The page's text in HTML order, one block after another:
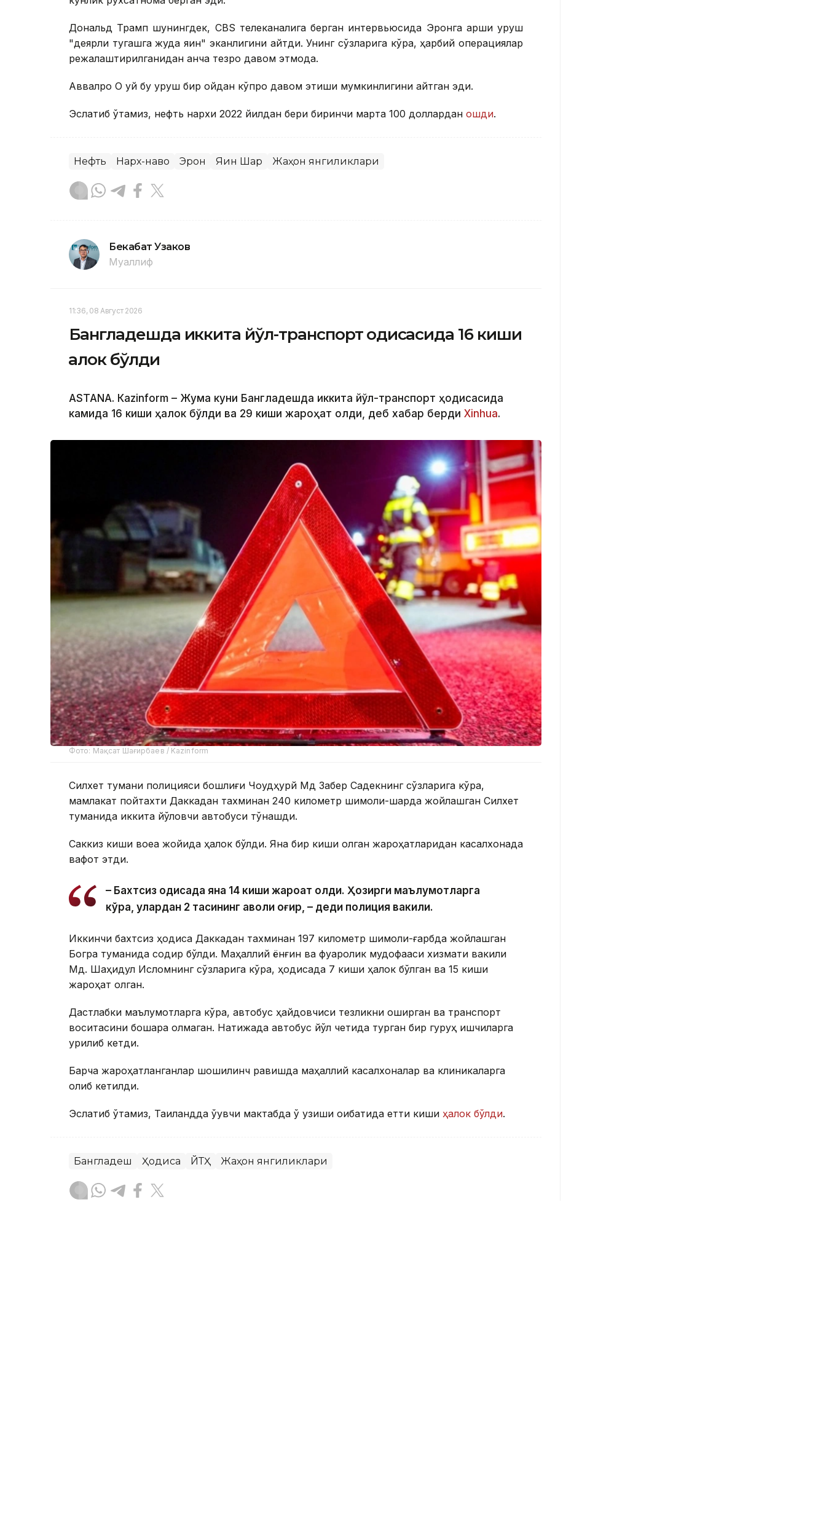
Дональд Трамп шунингдек, CBS телеканалига берган интервьюсида Эронга қарши уруш
"деярли тугашга жуда яқин" эканлигини айтди. Унинг сўзларига кўра, ҳарбий операциялар
режалаштирилганидан анча тезроқ давом этмоқда.
Аввалроқ Оқ уй бу уруш бир ойдан кўпроқ давом этиши мумкинлигини айтган эди.
Эслатиб ўтамиз, нефть нархи 2022 йилдан бери биринчи марта 100 доллардан ошди.
Нефть Нарх-наво Эрон Яқин Шарқ Жаҳон янгиликлари
Бекабат Узаков
Муаллиф
11:36, 08 Август 2026
Бангладешда иккита йўл-транспорт ҳодисасида 16 киши
ҳалок бўлди
ASTANА. Кazinform – Жума куни Бангладешда иккита йўл-транспорт ҳодисасида
камида 16 киши ҳалок бўлди ва 29 киши жароҳат олди, деб хабар берди Xinhua.
Фото: Мақсат Шағирбаев / Kazinform
Силхет тумани полицияси бошлиғи Чоудҳурй Мд Забер Садекнинг сўзларига кўра,
мамлакат пойтахти Даккадан тахминан 240 километр шимоли-шарқда жойлашган Силхет
туманида иккита йўловчи автобуси тўқнашди.
Саккиз киши воқеа жойида ҳалок бўлди. Яна бир киши олган жароҳатларидан касалхонада
вафот этди.
– Бахтсиз ҳодисада яна 14 киши жароҳат олди. Ҳозирги маълумотларга
кўра, улардан 2 тасининг аҳволи оғир, – деди полиция вакили.
Иккинчи бахтсиз ҳодиса Даккадан тахминан 197 километр шимоли-ғарбда жойлашган
Богра туманида содир бўлди. Маҳаллий ёнғин ва фуқаролик мудофааси хизмати вакили
Мд. Шаҳидул Исломнинг сўзларига кўра, ҳодисада 7 киши ҳалок бўлган ва 15 киши
жароҳат олган.
Дастлабки маълумотларга кўра, автобус ҳайдовчиси тезликни оширган ва транспорт
воситасини бошқара олмаган. Натижада автобус йўл четида турган бир гуруҳ ишчиларга
урилиб кетди.
Барча жароҳатланганлар шошилинч равишда маҳаллий касалхоналар ва клиникаларга
олиб кетилди.
Эслатиб ўтамиз, Таиландда ўқувчи мактабда ўқ узиши оқибатида етти киши ҳалок бўлди.
Бангладеш Ҳодиса ЙТҲ Жаҳон янгиликлари